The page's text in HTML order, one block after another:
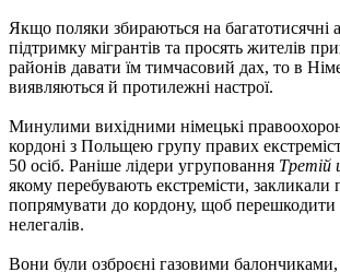
Якщо поляки збираються на багатотисячні
підтримку мігрантів та просять жителів
районів давати їм тимчасовий дах, то в
виявляються й протилежні настрої.
Минулими вихідними німецькі
кордоні з Польщею групу правих
50 осіб. Раніше лідери угруповання Третій
якому перебувають екстремісти, закликали
попрямувати до кордону, щоб
нелегалів.
Вони були озброєні газовими